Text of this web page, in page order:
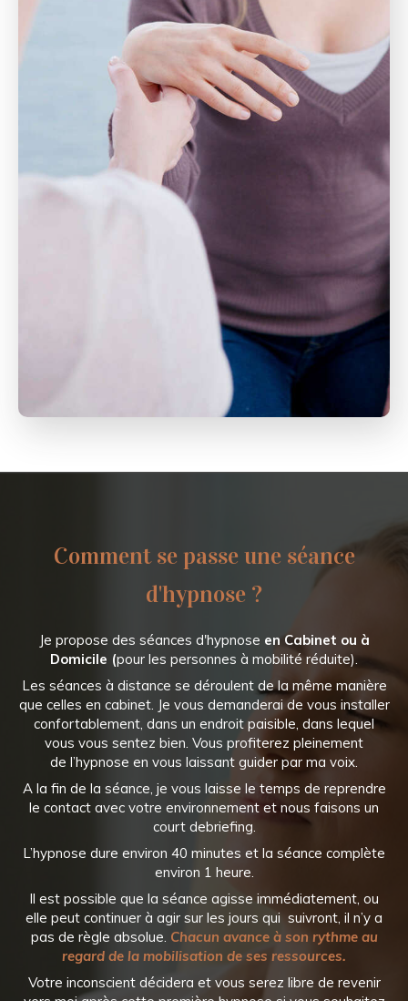
Comment se passe une séance
d'hypnose ?
Je propose des séances d'hypnose en Cabinet ou à
Domicile (pour les personnes à mobilité réduite).
Les séances à distance se déroulent de la même manière
que celles en cabinet. Je vous demanderai de vous installer
confortablement, dans un endroit paisible, dans lequel
vous vous sentez bien. Vous profiterez pleinement
de l’hypnose en vous laissant guider par ma voix.
A la fin de la séance, je vous laisse le temps de reprendre
le contact avec votre environnement et nous faisons un
court debriefing.
L’hypnose dure environ 40 minutes et la séance complète
environ 1 heure.
Il est possible que la séance agisse immédiatement, ou
elle peut continuer à agir sur les jours qui suivront, il n’y a
pas de règle absolue. Chacun avance à son rythme au
regard de la mobilisation de ses ressources.
Votre inconscient décidera et vous serez libre de revenir